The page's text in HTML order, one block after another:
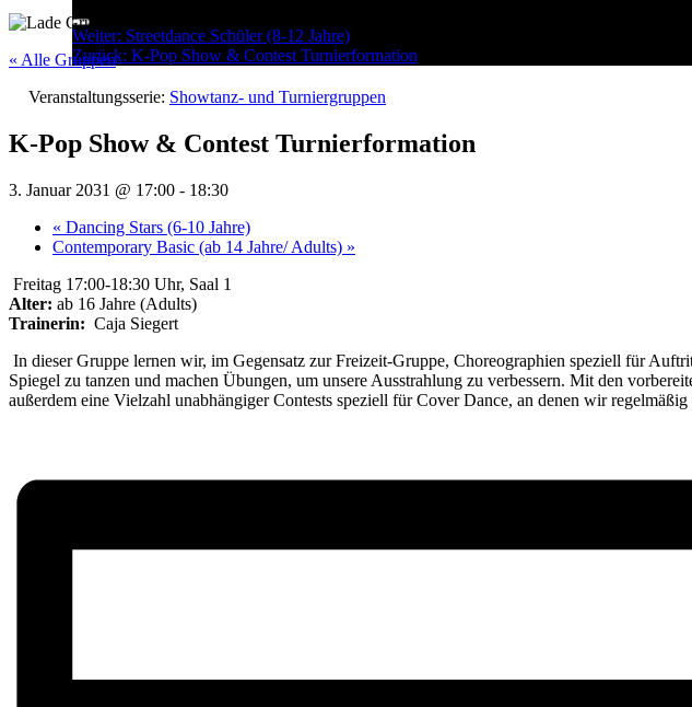
Menu
Post
navigation
Weiter: Streetdance Schüler (8-12 Jahre)
Zurück: K-Pop Show & Contest Turnierformation
« Alle Gruppen
Veranstaltungsserie: Showtanz- und Turniergruppen
K-Pop Show & Contest Turnierformation
3. Januar 2031 @ 17:00 - 18:30
« Dancing Stars (6-10 Jahre)
Contemporary Basic (ab 14 Jahre/ Adults) »
Freitag 17:00-18:30 Uhr, Saal 1
Alter: ab 16 Jahre (Adults)
Trainerin: Caja Siegert
In dieser Gruppe lernen wir, im Gegensatz zur Freizeit-Gruppe, Choreographien speziell für
Spiegel zu tanzen und machen Übungen, um unsere Ausstrahlung zu verbessern. Mit den
außerdem eine Vielzahl unabhängiger Contests speziell für Cover Dance, an denen wir regelmäßig